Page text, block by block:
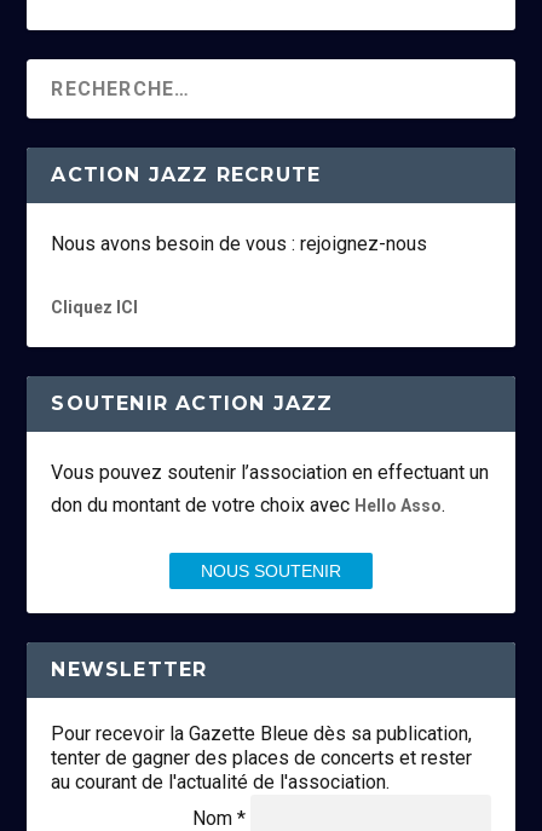
ACTION JAZZ RECRUTE
Nous avons besoin de vous : rejoignez-nous
Cliquez ICI
SOUTENIR ACTION JAZZ
Vous pouvez soutenir l’association en effectuant un
don du montant de votre choix avec Hello Asso.
NOUS SOUTENIR
NEWSLETTER
Pour recevoir la Gazette Bleue dès sa publication,
tenter de gagner des places de concerts et rester
au courant de l'actualité de l'association.
Nom *